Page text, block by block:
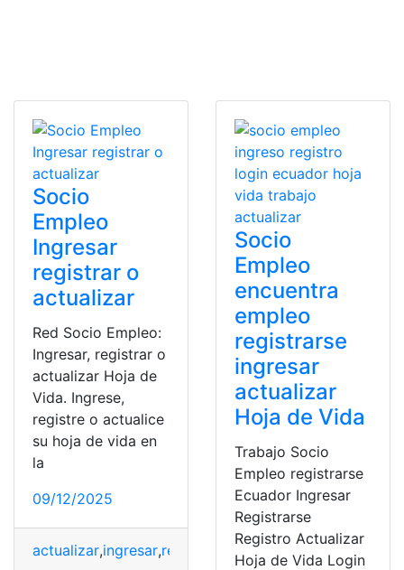
Socio
Empleo
Ingresar
registrar o
actualizar
Red Socio Empleo:
Ingresar, registrar o
actualizar Hoja de
Vida. Ingrese,
registre o actualice
su hoja de vida en
la
09/12/2025
actualizar,ingresar,registrar socio Socio Empleo
Socio
Empleo
encuentra
empleo
registrarse
ingresar
actualizar
Hoja de Vida
Trabajo Socio
Empleo registrarse
Ecuador Ingresar
Registrarse
Registro Actualizar
Hoja de Vida Login